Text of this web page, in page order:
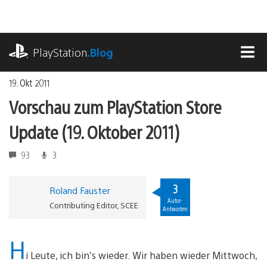
springen
PlayStation.Blog
19. Okt 2011
Vorschau zum PlayStation Store
Update (19. Oktober 2011)
93 3
Roland Fauster
Contributing Editor, SCEE
3
Autor-
Antworten
Hi Leute, ich bin’s wieder. Wir haben wieder Mittwoch,